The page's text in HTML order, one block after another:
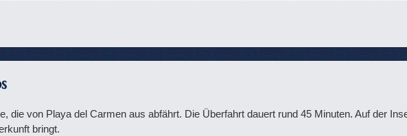
die von Playa del Carmen aus abfährt. Die Überfahrt dauert rund 45 Minuten. Auf der
bringt.